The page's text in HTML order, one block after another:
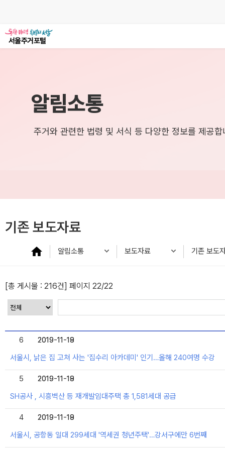
알림소통
주거와 관련한 법령 및 서식 등 다양한 정보를 제공합
기존 보도자료
알림소통 보도자료 기존 보도
[총 게시물 : 216건] 페이지 22/22
6
서울시, 낡은 집 고쳐 사는 '집수리 아카데미' 인기…올해 240여명 수강
2019-11-18
2019-11-19
5
SH공사 , 시흥벽산 등 재개발임대주택 총 1,581세대 공급
2019-11-18
2019-11-19
4
서울시, 공항동 일대 299세대 '역세권 청년주택'…강서구에만 6번째
2019-11-18
2019-11-19